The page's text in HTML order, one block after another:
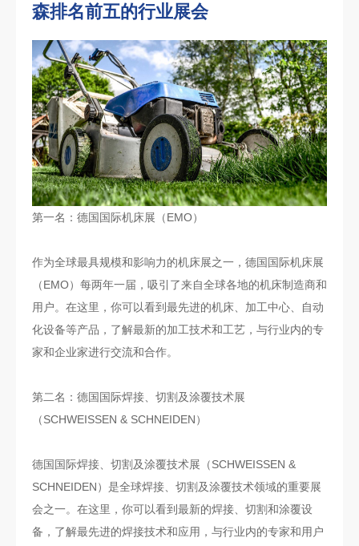
森排名前五的行业展会
第一名：德国国际机床展（EMO）
作为全球最具规模和影响力的机床展之一，德国国际机床展
（EMO）每两年一届，吸引了来自全球各地的机床制造商和
用户。在这里，你可以看到最先进的机床、加工中心、自动
化设备等产品，了解最新的加工技术和工艺，与行业内的专
家和企业家进行交流和合作。
第二名：德国国际焊接、切割及涂覆技术展
（SCHWEISSEN & SCHNEIDEN）
德国国际焊接、切割及涂覆技术展（SCHWEISSEN &
SCHNEIDEN）是全球焊接、切割及涂覆技术领域的重要展
会之一。在这里，你可以看到最新的焊接、切割和涂覆设
备，了解最先进的焊接技术和应用，与行业内的专家和用户